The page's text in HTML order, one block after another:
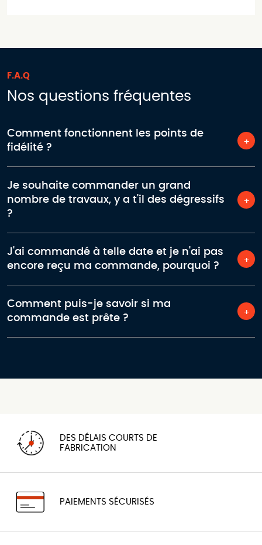
F.A.Q
Nos questions fréquentes
Comment fonctionnent les points de
fidélité ?
Je souhaite commander un grand
nombre de travaux, y a t'il des dégressifs
?
J'ai commandé à telle date et je n'ai pas
encore reçu ma commande, pourquoi ?
Comment puis-je savoir si ma
commande est prête ?
DES DÉLAIS COURTS DE
FABRICATION
PAIEMENTS SÉCURISÉS